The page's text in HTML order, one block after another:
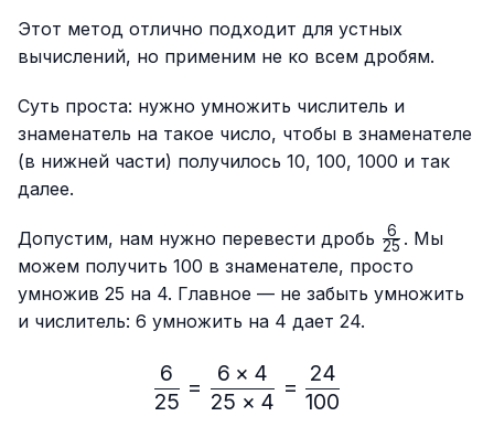
Этот метод отлично подходит для устных
вычислений, но применим не ко всем дробям.
Суть проста: нужно умножить числитель и
знаменатель на такое число, чтобы в знаменателе
(в нижней части) получилось 10, 100, 1000 и так
далее.
Допустим, нам нужно перевести дробь \frac{6}
{25}
25
6 . Мы
можем получить 100 в знаменателе, просто
умножив 25 на 4. Главное — не забыть умножить
и числитель: 6 умножить на 4 дает 24.
\frac{6}{25}=\frac{6 ×
25
6
=
25 × 4
6 × 4
=
100
24